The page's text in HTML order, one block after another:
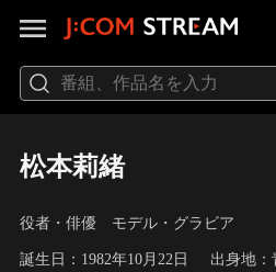
松本莉緒
役者・俳優 モデル・グラビア
誕生日：1982年10月22日
出身地：